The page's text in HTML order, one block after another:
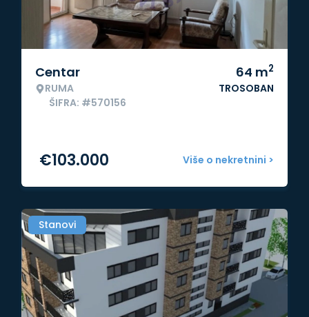
Centar
RUMA
ŠIFRA: #570156
64 m2
TROSOBAN
Više o nekretnini >
€103.000
Stanovi